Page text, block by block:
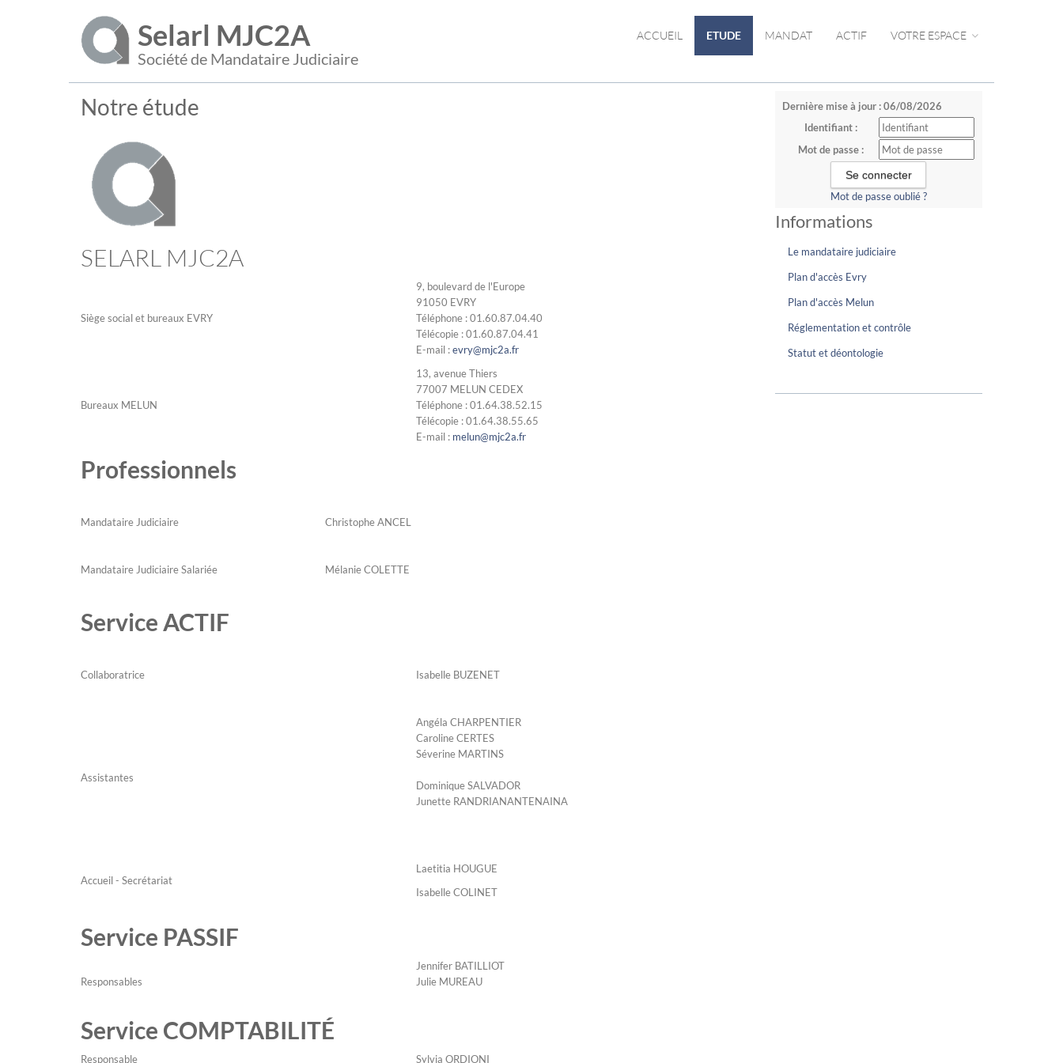
Selarl MJC2A
Société de Mandataire Judiciaire
ACCUEIL ETUDE MANDAT ACTIF VOTRE ESPACE
Dernière mise à jour : 06/08/2026
Identifiant :
Mot de passe :
Mot de passe oublié ?
Informations
Le mandataire judiciaire
Plan d'accès Evry
Plan d'accès Melun
Réglementation et contrôle
Statut et déontologie
Notre étude
SELARL MJC2A
Siège social et bureaux EVRY
9, boulevard de l'Europe
91050 EVRY
Téléphone : 01.60.87.04.40
Télécopie : 01.60.87.04.41
E-mail :evry@mjc2a.fr
Bureaux MELUN
13, avenue Thiers
77007 MELUN CEDEX
Téléphone : 01.64.38.52.15
Télécopie : 01.64.38.55.65
E-mail : melun@mjc2a.fr
Professionnels
Mandataire Judiciaire Christophe ANCEL
Mandataire Judiciaire Salariée Mélanie COLETTE
Service ACTIF
Collaboratrice Isabelle BUZENET
Assistantes
Angéla CHARPENTIER
Caroline CERTES
Séverine MARTINS
Dominique SALVADOR
Junette RANDRIANANTENAINA
Accueil - Secrétariat
Laetitia HOUGUE
Isabelle COLINET
Service PASSIF
Responsables
Jennifer BATILLIOT
Julie MUREAU
Service COMPTABILITÉ
Responsable Sylvia ORDIONI